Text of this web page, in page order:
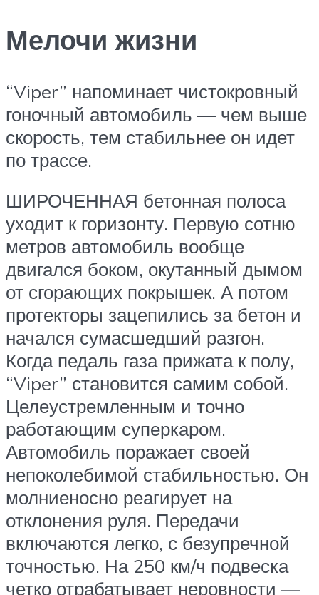
Мелочи жизни
“Viper” напоминает чистокровный
гоночный автомобиль — чем выше
скорость, тем стабильнее он идет
по трассе.
ШИРОЧЕННАЯ бетонная полоса
уходит к горизонту. Первую сотню
метров автомобиль вообще
двигался боком, окутанный дымом
от сгорающих покрышек. А потом
протекторы зацепились за бетон и
начался сумасшедший разгон.
Когда педаль газа прижата к полу,
“Viper” становится самим собой.
Целеустремленным и точно
работающим суперкаром.
Автомобиль поражает своей
непоколебимой стабильностью. Он
молниеносно реагирует на
отклонения руля. Передачи
включаются легко, с безупречной
точностью. На 250 км/ч подвеска
четко отрабатывает неровности —